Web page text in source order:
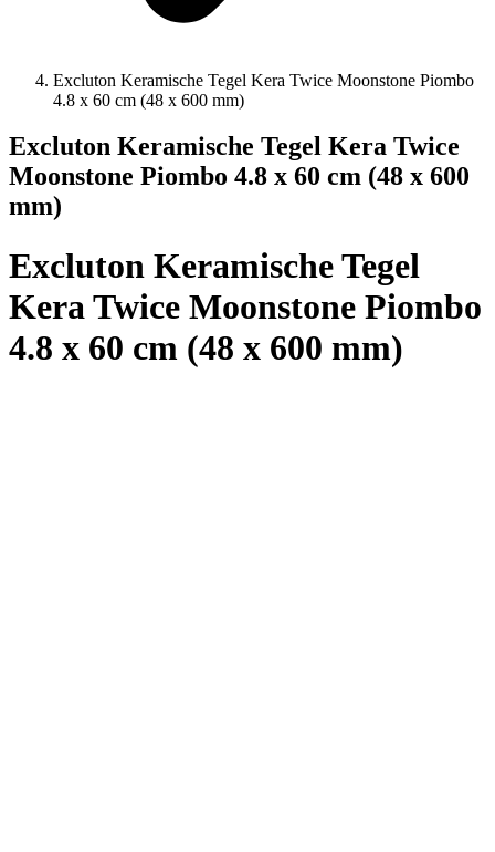
Excluton Keramische Tegel Kera Twice Moonstone Piombo
4.8 x 60 cm (48 x 600 mm)
Excluton Keramische Tegel Kera Twice
Moonstone Piombo 4.8 x 60 cm (48 x 600
mm)
Excluton Keramische Tegel
Kera Twice Moonstone Piombo
4.8 x 60 cm (48 x 600 mm)